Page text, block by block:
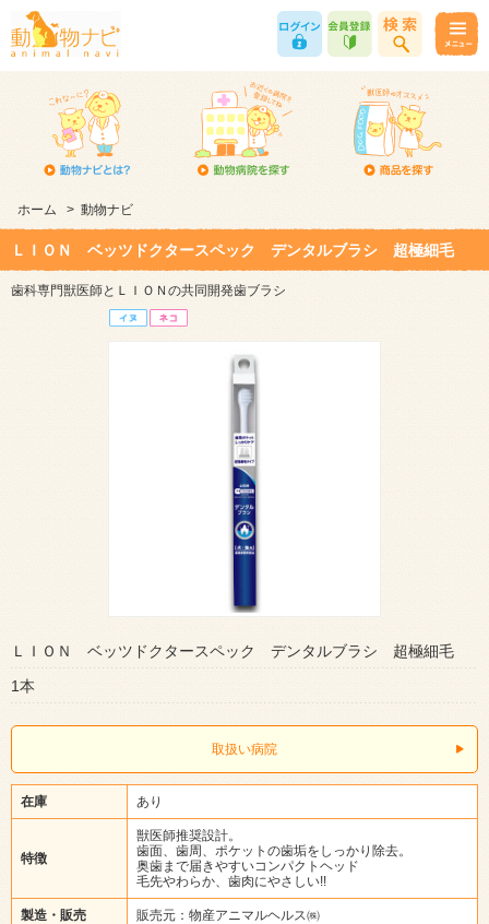
ホーム > 動物ナビ
ＬＩＯＮ ベッツドクタースペック デンタルブラシ 超極細毛
歯科専門獣医師とＬＩＯＮの共同開発歯ブラシ
ＬＩＯＮ ベッツドクタースペック デンタルブラシ 超極細毛
1本
取扱い病院
在庫 あり
特徴
獣医師推奨設計。
歯面、歯周、ポケットの歯垢をしっかり除去。
奥歯まで届きやすいコンパクトヘッド
毛先やわらか、歯肉にやさしい!!
製造・販売 販売元：物産アニマルヘルス㈱